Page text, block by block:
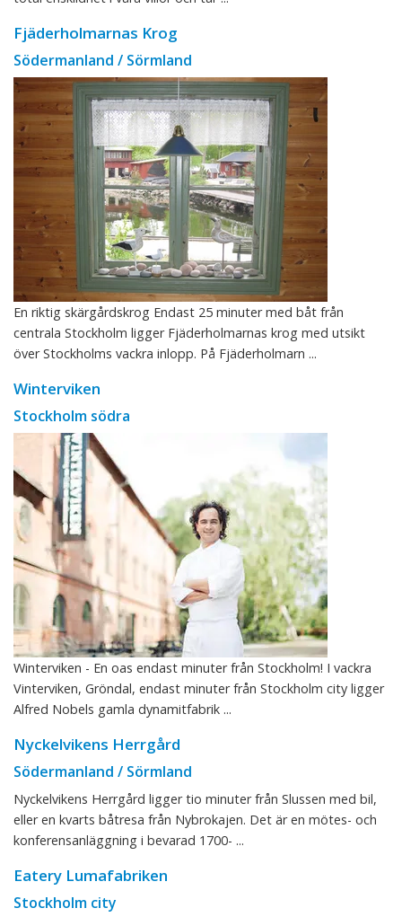
Fjäderholmarnas Krog
Södermanland / Sörmland
En riktig skärgårdskrog Endast 25 minuter med båt från
centrala Stockholm ligger Fjäderholmarnas krog med utsikt
över Stockholms vackra inlopp. På Fjäderholmarn ...
Winterviken
Stockholm södra
Winterviken - En oas endast minuter från Stockholm! I vackra
Vinterviken, Gröndal, endast minuter från Stockholm city ligger
Alfred Nobels gamla dynamitfabrik ...
Nyckelvikens Herrgård
Södermanland / Sörmland
Nyckelvikens Herrgård ligger tio minuter från Slussen med bil,
eller en kvarts båtresa från Nybrokajen. Det är en mötes- och
konferensanläggning i bevarad 1700- ...
Eatery Lumafabriken
Stockholm city